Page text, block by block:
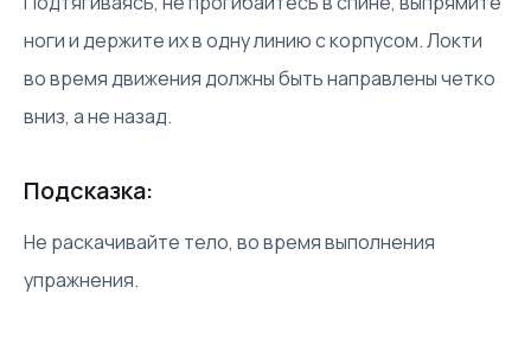
ноги и держите их в одну линию с корпусом. Локти
во время движения должны быть направлены четко
вниз, а не назад.
Подсказка:
Не раскачивайте тело, во время выполнения
упражнения.